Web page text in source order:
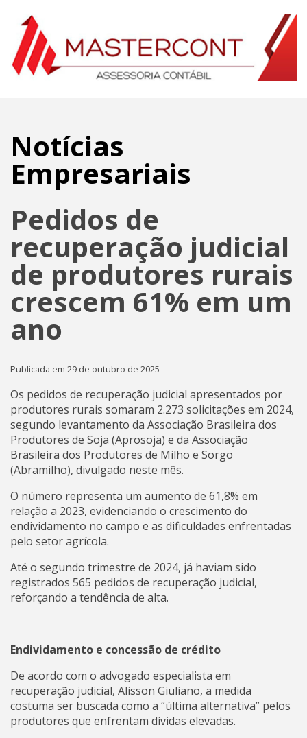
Notícias
Empresariais
Pedidos de
recuperação judicial
de produtores rurais
crescem 61% em um
ano
Publicada em 29 de outubro de 2025
Os pedidos de recuperação judicial apresentados por
produtores rurais somaram 2.273 solicitações em 2024,
segundo levantamento da Associação Brasileira dos
Produtores de Soja (Aprosoja) e da Associação
Brasileira dos Produtores de Milho e Sorgo
(Abramilho), divulgado neste mês.
O número representa um aumento de 61,8% em
relação a 2023, evidenciando o crescimento do
endividamento no campo e as dificuldades enfrentadas
pelo setor agrícola.
Até o segundo trimestre de 2024, já haviam sido
registrados 565 pedidos de recuperação judicial,
reforçando a tendência de alta.
Endividamento e concessão de crédito
De acordo com o advogado especialista em
recuperação judicial, Alisson Giuliano, a medida
costuma ser buscada como a “última alternativa” pelos
produtores que enfrentam dívidas elevadas.